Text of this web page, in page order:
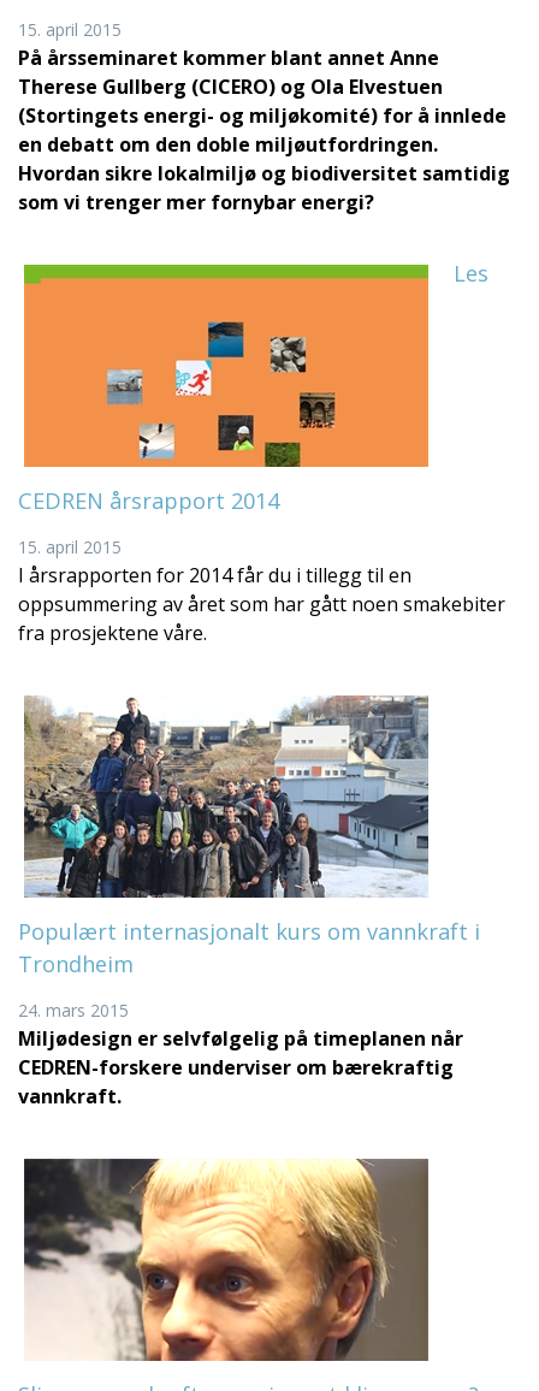
15. april 2015
På årsseminaret kommer blant annet Anne
Therese Gullberg (CICERO) og Ola Elvestuen
(Stortingets energi- og miljøkomité) for å innlede
en debatt om den doble miljøutfordringen.
Hvordan sikre lokalmiljø og biodiversitet samtidig
som vi trenger mer fornybar energi?
Les
CEDREN årsrapport 2014
15. april 2015
I årsrapporten for 2014 får du i tillegg til en
oppsummering av året som har gått noen smakebiter
fra prosjektene våre.
Populært internasjonalt kurs om vannkraft i
Trondheim
24. mars 2015
Miljødesign er selvfølgelig på timeplanen når
CEDREN-forskere underviser om bærekraftig
vannkraft.